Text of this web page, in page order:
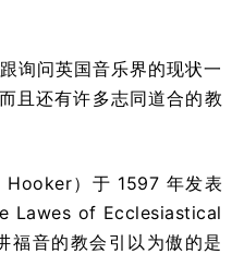
询问英国音乐界的现状一
且还有许多志同道合的教
Hooker）于 1597 年发表
Lawes of Ecclesiastical
福音的教会引以为傲的是